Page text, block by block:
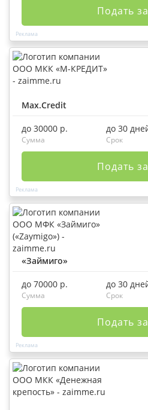
Подать
Max.Credit
до 30000 р.
Сумма
до 30
Срок
Подать
«Займиго»
до 70000 р.
Сумма
до 30
Срок
Подать